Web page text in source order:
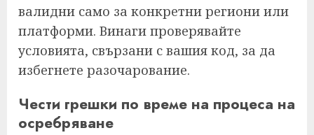
валидни само за конкретни региони или
платформи. Винаги проверявайте
условията, свързани с вашия код, за да
избегнете разочарование.
Чести грешки по време на процеса на
осребряване